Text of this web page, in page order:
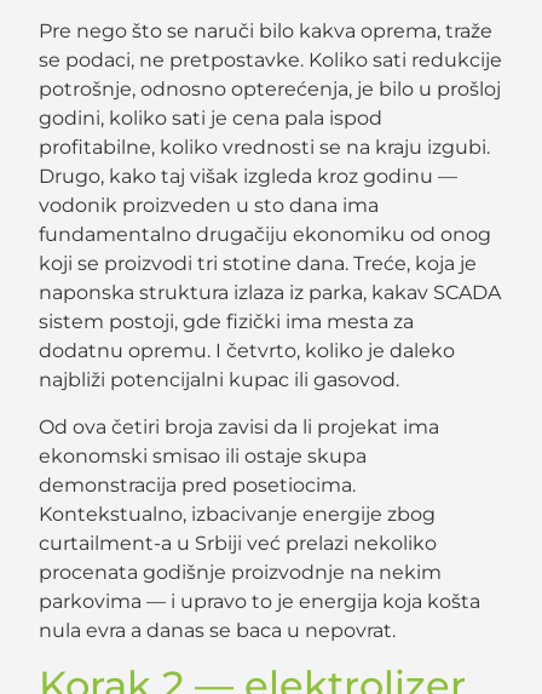
Pre nego što se naruči bilo kakva oprema, traže
se podaci, ne pretpostavke. Koliko sati redukcije
potrošnje, odnosno opterećenja, je bilo u prošloj
godini, koliko sati je cena pala ispod
profitabilne, koliko vrednosti se na kraju izgubi.
Drugo, kako taj višak izgleda kroz godinu —
vodonik proizveden u sto dana ima
fundamentalno drugačiju ekonomiku od onog
koji se proizvodi tri stotine dana. Treće, koja je
naponska struktura izlaza iz parka, kakav SCADA
sistem postoji, gde fizički ima mesta za
dodatnu opremu. I četvrto, koliko je daleko
najbliži potencijalni kupac ili gasovod.
Od ova četiri broja zavisi da li projekat ima
ekonomski smisao ili ostaje skupa
demonstracija pred posetiocima.
Kontekstualno, izbacivanje energije zbog
curtailment-a u Srbiji već prelazi nekoliko
procenata godišnje proizvodnje na nekim
parkovima — i upravo to je energija koja košta
nula evra a danas se baca u nepovrat.